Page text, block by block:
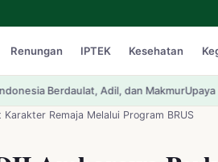
Renungan IPTEK Kesehatan
MakmurUpaya Pemulihan Ekosistem:
Remaja Melalui Program BRUS